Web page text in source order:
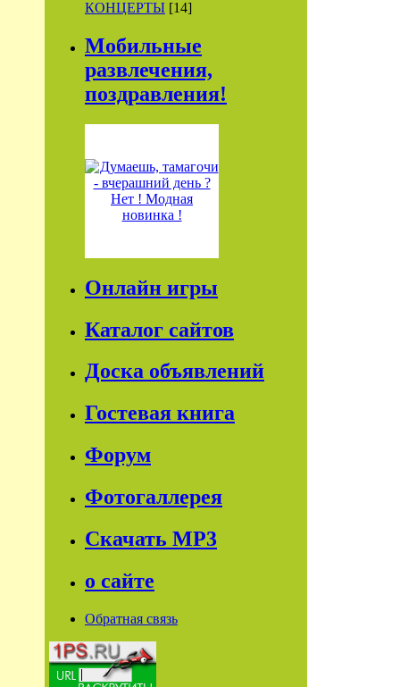
КОНЦЕРТЫ [14]
Мобильные
развлечения,
поздравления!
Онлайн игры
Каталог сайтов
Доска объявлений
Гостевая книга
Форум
Фотогаллерея
Скачать МР3
о сайте
Обратная связь